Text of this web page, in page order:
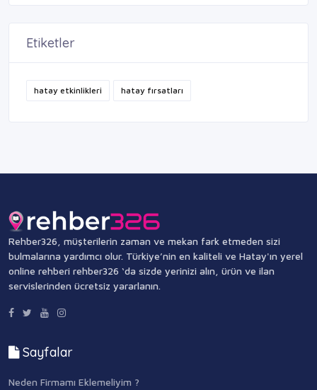
Etiketler
hatay etkinlikleri hatay fırsatları
Rehber326, müşterilerin zaman ve mekan fark etmeden sizi
bulmalarına yardımcı olur. Türkiye’nin en kaliteli ve Hatay'ın yerel
online rehberi rehber326 ‘da sizde yerinizi alın, ürün ve ilan
servislerinden ücretsiz yararlanın.
Sayfalar
Neden Firmamı Eklemeliyim ?